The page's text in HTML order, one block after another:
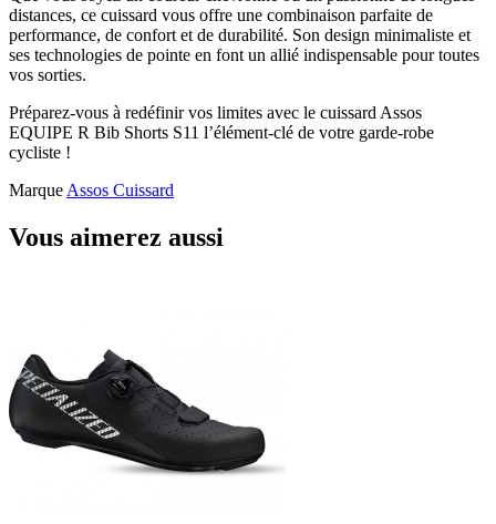
distances, ce cuissard vous offre une combinaison parfaite de
performance, de confort et de durabilité. Son design minimaliste et
ses technologies de pointe en font un allié indispensable pour toutes
vos sorties.
Préparez-vous à redéfinir vos limites avec le cuissard Assos
EQUIPE R Bib Shorts S11 l’élément-clé de votre garde-robe
cycliste !
Marque Assos Cuissard
Vous aimerez aussi